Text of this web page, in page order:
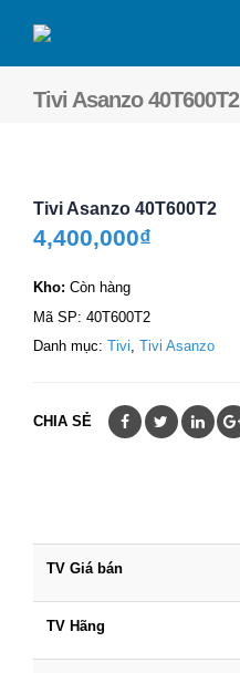
Tivi Asanzo 40T600T2
Tivi Asanzo 40T600T2
4,400,000₫
Kho: Còn hàng
Mã SP: 40T600T2
Danh mục: Tivi, Tivi Asanzo
CHIA SẺ
TV Giá bán
TV Hãng